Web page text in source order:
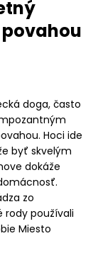
doga, často
Hoci ide
byť skvelým
dokáže
zo
rody používali
Miesto